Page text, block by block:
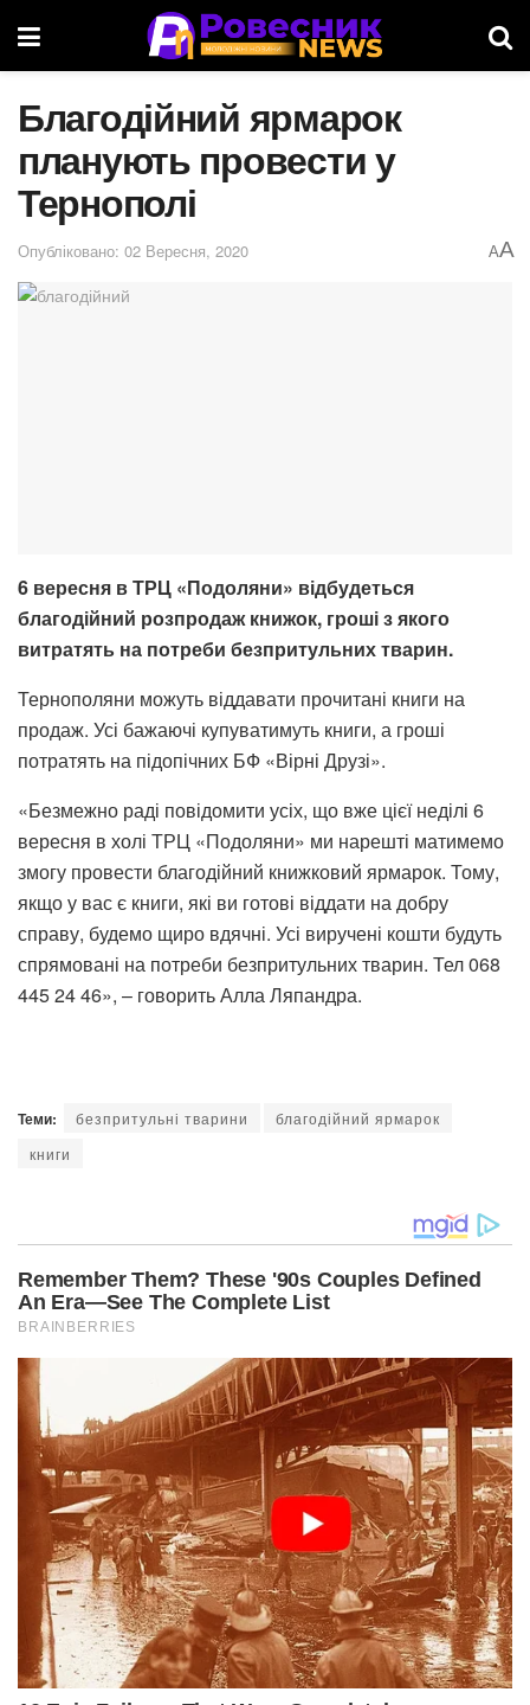
Благодійний ярмарок
планують провести у
Тернополі
Опубліковано: 02 Вересня, 2020 AA
6 вересня в ТРЦ «Подоляни» відбудеться
благодійний розпродаж книжок, гроші з якого
витратять на потреби безпритульних тварин.
Тернополяни можуть віддавати прочитані книги на
продаж. Усі бажаючі купуватимуть книги, а гроші
потратять на підопічних БФ «Вірні Друзі».
«Безмежно раді повідомити усіх, що вже цієї неділі 6
вересня в холі ТРЦ «Подоляни» ми нарешті матимемо
змогу провести благодійний книжковий ярмарок. Тому,
якщо у вас є книги, які ви готові віддати на добру
справу, будемо щиро вдячні. Усі виручені кошти будуть
спрямовані на потреби безпритульних тварин. Тел 068
445 24 46», – говорить Алла Ляпандра.
Теми: безпритульні тварини
благодійний ярмарок
книги